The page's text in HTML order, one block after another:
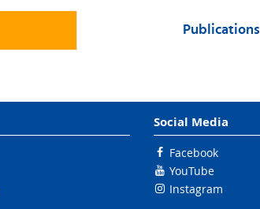
Publications
Social Media
Facebook
YouTube
Instagram